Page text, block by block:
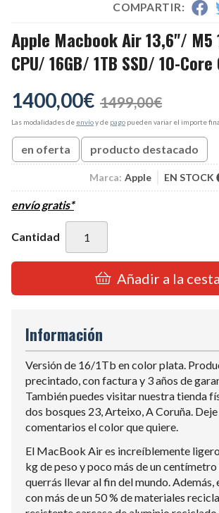
COMPARTIR:
Apple Macbook Air 13,6"/ M5
CPU/ 16GB/ 1TB SSD/ 10-
1400,00€ 1499,00€
Las modalidades de envíoy de pago pueden variar el importe
en oferta producto destacado
Marca: Apple EN STOCK
envío gratis*
Cantidad
Añadir a la cesta
Información
Versión de 16/1Tb en color plata.
precintado, con factura y 3 años de
También puedes visitar nuestra tienda
dos bosques 23, Arteixo, A Coruña. Deje
comentarios el color que quiere.
El MacBook Air es increíblemente
kg de peso y poco más de un
querrás llevar al fin del mundo.
con más de un 50 % de materiales